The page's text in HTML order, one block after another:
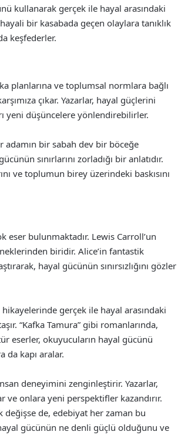
kullanarak gerçek ile hayal arasındaki
bir kasabada geçen olaylara tanıklık
keşfederler.
planlarına ve toplumsal normlara bağlı
çıkar. Yazarlar, hayal güçlerini
yeni düşüncelere yönlendirebilirler.
adamın bir sabah dev bir böceğe
sınırlarını zorladığı bir anlatıdır.
ve toplumun birey üzerindeki baskısını
eser bulunmaktadır. Lewis Carroll’un
biridir. Alice’in fantastik
hayal gücünün sınırsızlığını gözler
gerçek ile hayal arasındaki
“Kafka Tamura” gibi romanlarında,
eserler, okuyucuların hayal gücünü
da kapı aralar.
deneyimini zenginleştirir. Yazarlar,
onlara yeni perspektifler kazandırır.
değişse de, edebiyat her zaman bu
gücünün ne denli güçlü olduğunu ve